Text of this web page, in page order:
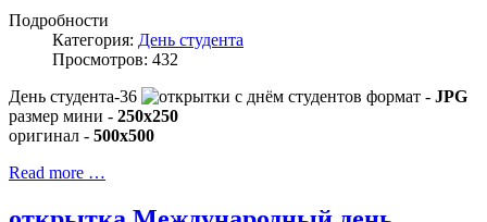
Подробности
Категория: День студента
Просмотров: 432
День студента-36
формат - JPG
размер мини - 250x250
оригинал - 500x500
Read more …